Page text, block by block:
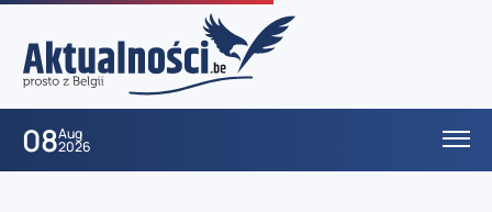
08Aug
2026